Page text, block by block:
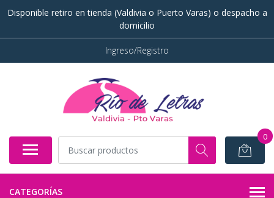
Disponible retiro en tienda (Valdivia o Puerto Varas) o despacho a
domicilio
Ingreso/Registro
0
CATEGORÍAS